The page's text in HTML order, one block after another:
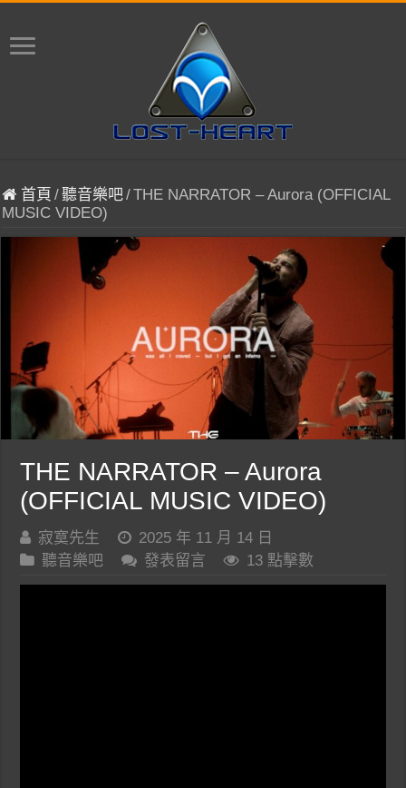
首頁 /聽音樂吧/THE NARRATOR – Aurora (OFFICIAL
MUSIC VIDEO)
THE NARRATOR – Aurora
(OFFICIAL MUSIC VIDEO)
寂寞先生
2025 年 11 月 14 日
聽音樂吧
發表留言 13 點擊數